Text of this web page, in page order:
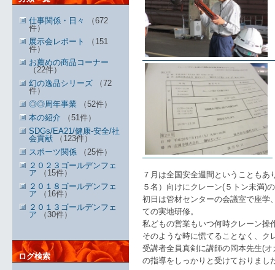
７月は全国安全週間ということも
５名）向けにクレーン(５トン未満)
初日は管材センターの会議室で座学
ての実地研修。
私どもの営業もいつ何時クレーン操
そのような時に慌てることなく、ク
受講者全員真剣に講師の岡本先生(
の指導をしっかりと受けておりまし
仕事関係・日々
（672
件）
展示会レポート
（151
件）
お薦めの商品コーナー
（22件）
幻の逸品シリーズ （72
件）
◎◎周年事業 （52件）
本の紹介 （51件）
SDGs/EA21/健康-安全/社
会貢献 （123件）
スポーツ関係 （25件）
２０２３ゴールデンフェ
ア （15件）
２０１８ゴールデンフェ
ア （16件）
２０１３ゴールデンフェ
ア （30件）
ログ検索